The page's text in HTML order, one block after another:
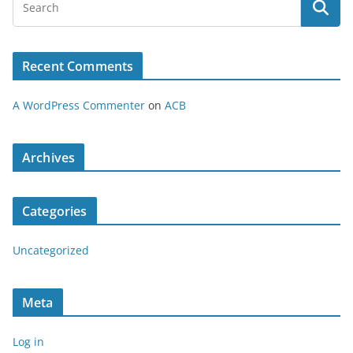
Recent Comments
A WordPress Commenter on ACB
Archives
Categories
Uncategorized
Meta
Log in